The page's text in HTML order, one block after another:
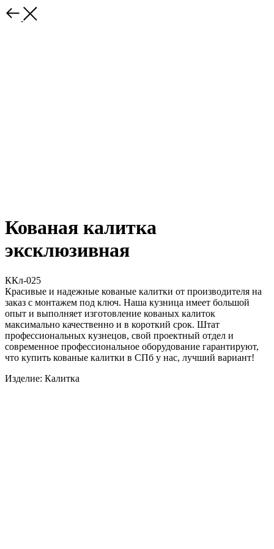
Кованая калитка
эксклюзивная
ККл-025
Красивые и надежные кованые калитки от производителя на
заказ с монтажем под ключ. Наша кузница имеет большой
опыт и выполняет изготовление кованых калиток
максимально качественно и в короткий срок. Штат
профессиональных кузнецов, свой проектный отдел и
современное профессиональное оборудование гарантируют,
что купить кованые калитки в СПб у нас, лучший вариант!
Изделие: Калитка